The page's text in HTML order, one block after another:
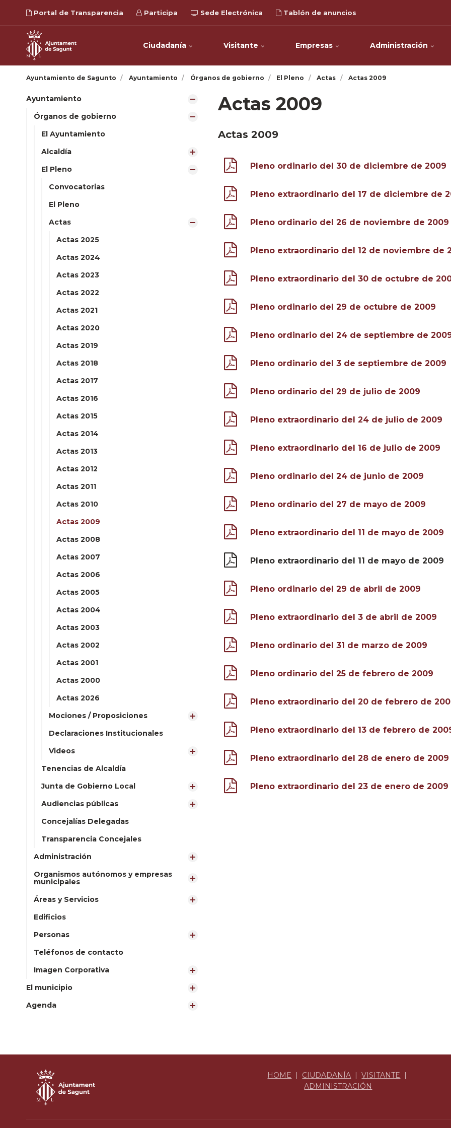
Portal de Transparencia Participa Sede Electrónica Tablón de anuncios
Ciudadanía Visitante Empresas Administración
Ayuntamiento de Sagunto Ayuntamiento Órganos de gobierno El Pleno Actas Actas 2009
Ayuntamiento
Órganos de gobierno
El Ayuntamiento
Alcaldía
El Pleno
Convocatorias
El Pleno
Actas
Actas 2025
Actas 2024
Actas 2023
Actas 2022
Actas 2021
Actas 2020
Actas 2019
Actas 2018
Actas 2017
Actas 2016
Actas 2015
Actas 2014
Actas 2013
Actas 2012
Actas 2011
Actas 2010
Actas 2009
Actas 2008
Actas 2007
Actas 2006
Actas 2005
Actas 2004
Actas 2003
Actas 2002
Actas 2001
Actas 2000
Actas 2026
Mociones / Proposiciones
Declaraciones Institucionales
Videos
Tenencias de Alcaldía
Junta de Gobierno Local
Audiencias públicas
Concejalías Delegadas
Transparencia Concejales
Administración
Organismos autónomos y empresas
municipales
Áreas y Servicios
Edificios
Personas
Teléfonos de contacto
Imagen Corporativa
El municipio
Agenda
Actas 2009
Actas 2009
Pleno ordinario del 30 de diciembre de 2009
Pleno extraordinario del 17 de diciembre de
Pleno ordinario del 26 de noviembre de 2009
Pleno extraordinario del 12 de noviembre de
Pleno extraordinario del 30 de octubre de
Pleno ordinario del 29 de octubre de 2009
Pleno ordinario del 24 de septiembre de
Pleno ordinario del 3 de septiembre de 2009
Pleno ordinario del 29 de julio de 2009
Pleno extraordinario del 24 de julio de 2009
Pleno extraordinario del 16 de julio de 2009
Pleno ordinario del 24 de junio de 2009
Pleno ordinario del 27 de mayo de 2009
Pleno extraordinario del 11 de mayo de 2009
Pleno extraordinario del 11 de mayo de 2009
Pleno ordinario del 29 de abril de 2009
Pleno extraordinario del 3 de abril de 2009
Pleno ordinario del 31 de marzo de 2009
Pleno ordinario del 25 de febrero de 2009
Pleno extraordinario del 20 de febrero de
Pleno extraordinario del 13 de febrero de
Pleno extraordinario del 28 de enero de 2009
Pleno extraordinario del 23 de enero de 2009
HOME | CIUDADANÍA |VISITANTE |
ADMINISTRACIÓN